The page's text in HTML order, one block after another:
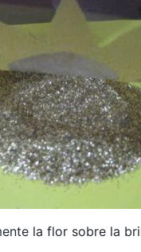
la flor sobre la